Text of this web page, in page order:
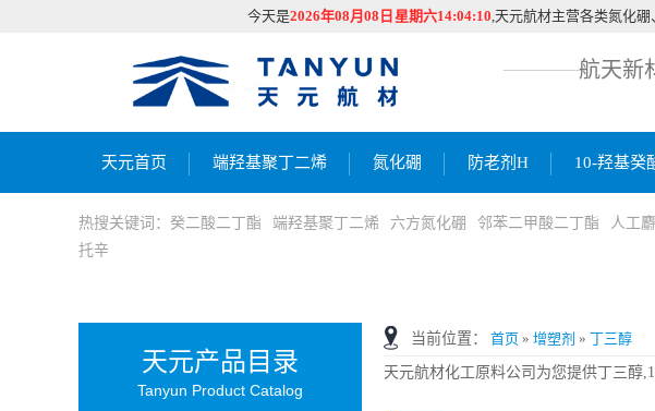
今天是2026年08月08日 星期六14:04:10,天元航材主营各类氮化
航天新
天元首页 端羟基聚丁二烯 氮化硼 防老剂H 10-羟基癸
热搜关键词： 癸二酸二丁酯 端羟基聚丁二烯 六方氮化硼 邻苯二甲酸二丁酯 人工
托辛
当前位置： 首页 » 增塑剂 » 丁三醇
天元航材化工原料公司为您提供丁三醇
天元产品目录
Tanyun Product Catalog